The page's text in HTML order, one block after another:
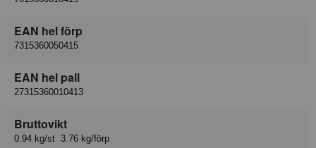
EAN hel förp
7315360050415
EAN hel pall
27315360010413
Bruttovikt
0.94 kg/st 3.76 kg/förp